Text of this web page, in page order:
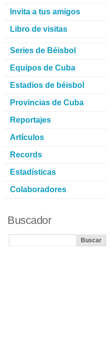
Invita a tus amigos
Libro de visitas
Series de Béisbol
Equipos de Cuba
Estadios de béisbol
Provincias de Cuba
Reportajes
Artículos
Records
Estadísticas
Colaboradores
Buscador